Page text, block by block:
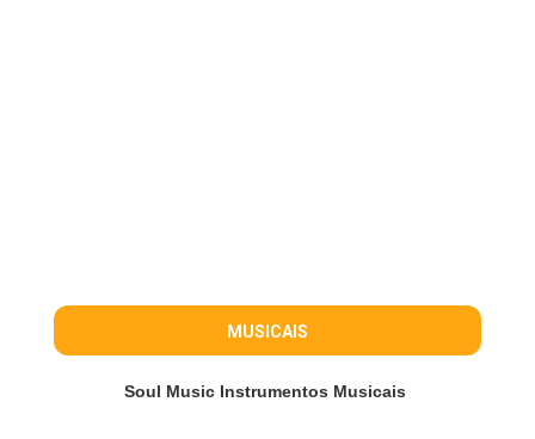
MUSICAIS
Soul Music Instrumentos Musicais